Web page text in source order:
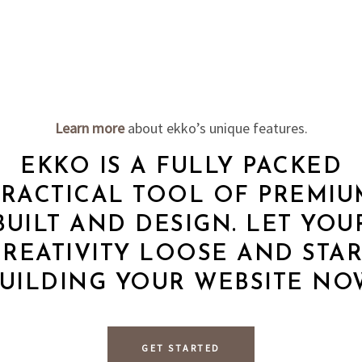
Learn moreabout ekko’s unique features.
EKKO IS A FULLY PACKED
TOOL OF
AND DESIGN. LET
LOOSE AND
YOUR WEBSITE
GET STARTED